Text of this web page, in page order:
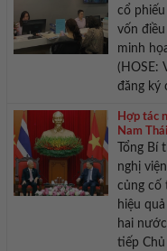
cổ
vốn
minh
(HOSE:
đăng ký
Hợp tác
Nam
Tổng
nghị
củng cố
hiệu
hai
tiếp